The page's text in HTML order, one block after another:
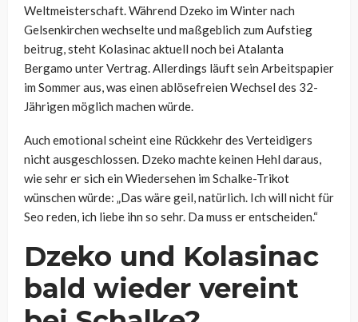
Weltmeisterschaft. Während Dzeko im Winter nach
Gelsenkirchen wechselte und maßgeblich zum Aufstieg
beitrug, steht Kolasinac aktuell noch bei Atalanta
Bergamo unter Vertrag. Allerdings läuft sein Arbeitspapier
im Sommer aus, was einen ablösefreien Wechsel des 32-
Jährigen möglich machen würde.
Auch emotional scheint eine Rückkehr des Verteidigers
nicht ausgeschlossen. Dzeko machte keinen Hehl daraus,
wie sehr er sich ein Wiedersehen im Schalke-Trikot
wünschen würde: „Das wäre geil, natürlich. Ich will nicht für
Seo reden, ich liebe ihn so sehr. Da muss er entscheiden.“
Dzeko und Kolasinac
bald wieder vereint